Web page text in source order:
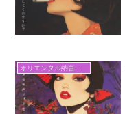
オリエンタル納言日常日記